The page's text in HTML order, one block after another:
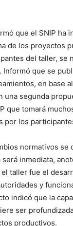
que el SNIP ha
de los proyectos
del taller, se
Informó que se
en base
una segunda
que tomará
por los
normativos se
inmediata,
taller fue el
y
indicó que la
ser
productivos.